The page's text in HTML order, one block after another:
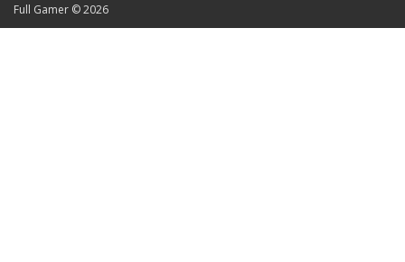
Full Gamer © 2026